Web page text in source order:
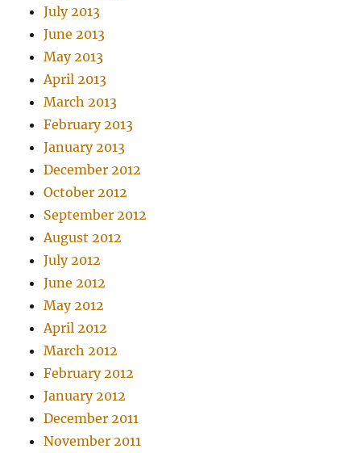
July 2013
June 2013
May 2013
April 2013
March 2013
February 2013
January 2013
December 2012
October 2012
September 2012
August 2012
July 2012
June 2012
May 2012
April 2012
March 2012
February 2012
January 2012
December 2011
November 2011